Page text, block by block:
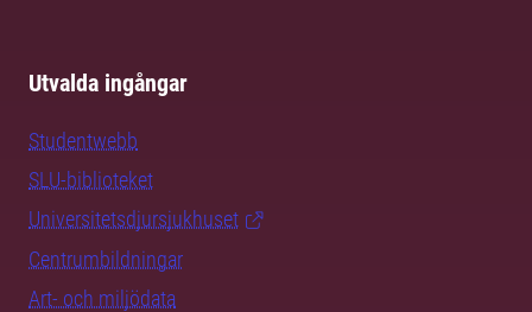
Utvalda ingångar
Studentwebb
SLU-biblioteket
Universitetsdjursjukhuset
Centrumbildningar
Art- och miljödata